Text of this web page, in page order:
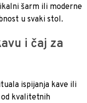
šarm ili moderne
u svaki stol.
i čaj za
ispijanja kave ili
od kvalitetnih